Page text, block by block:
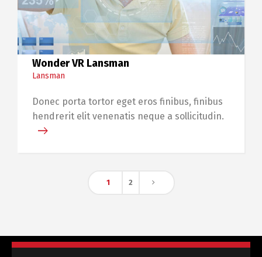
Wonder VR Lansman
Lansman
Donec porta tortor eget eros finibus, finibus
hendrerit elit venenatis neque a sollicitudin.
1 2